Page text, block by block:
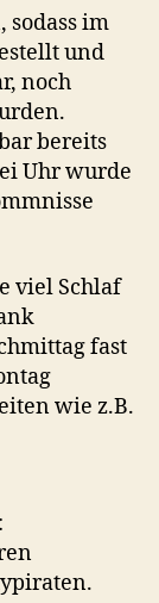
sodass im
und
noch
bereits
Uhr wurde
viel Schlaf
fast
wie z.B.